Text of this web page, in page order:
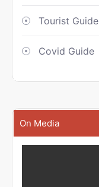
Tourist Guide
Covid Guide
On Media